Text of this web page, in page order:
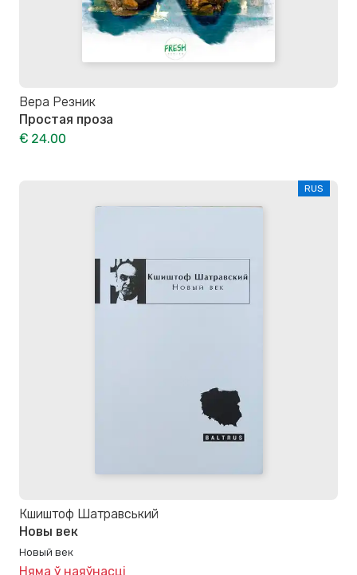
Вера Резник
Простая проза
€ 24.00
RUS
Кшиштоф Шатравський
Новы век
Новый век
Няма ў наяўнасці